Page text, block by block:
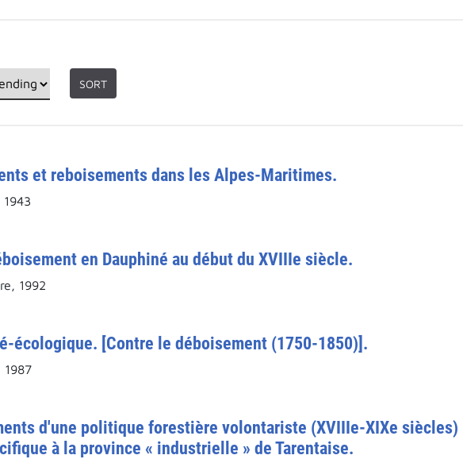
SORT
et reboisements dans les Alpes-Maritimes.
1943
en Dauphiné au début du XVIIIe siècle.
1992
écologique. [Contre le déboisement (1750-1850)].
1987
d'une politique forestière volontariste (XVIIIe-XIXe
à la province « industrielle » de Tarentaise.